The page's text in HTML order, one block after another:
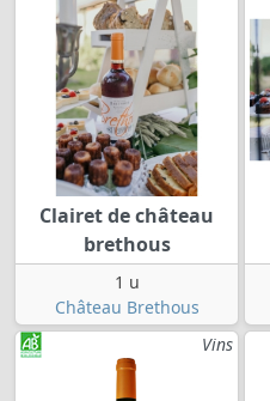
Clairet de château
brethous
1 u
Château Brethous
Vins